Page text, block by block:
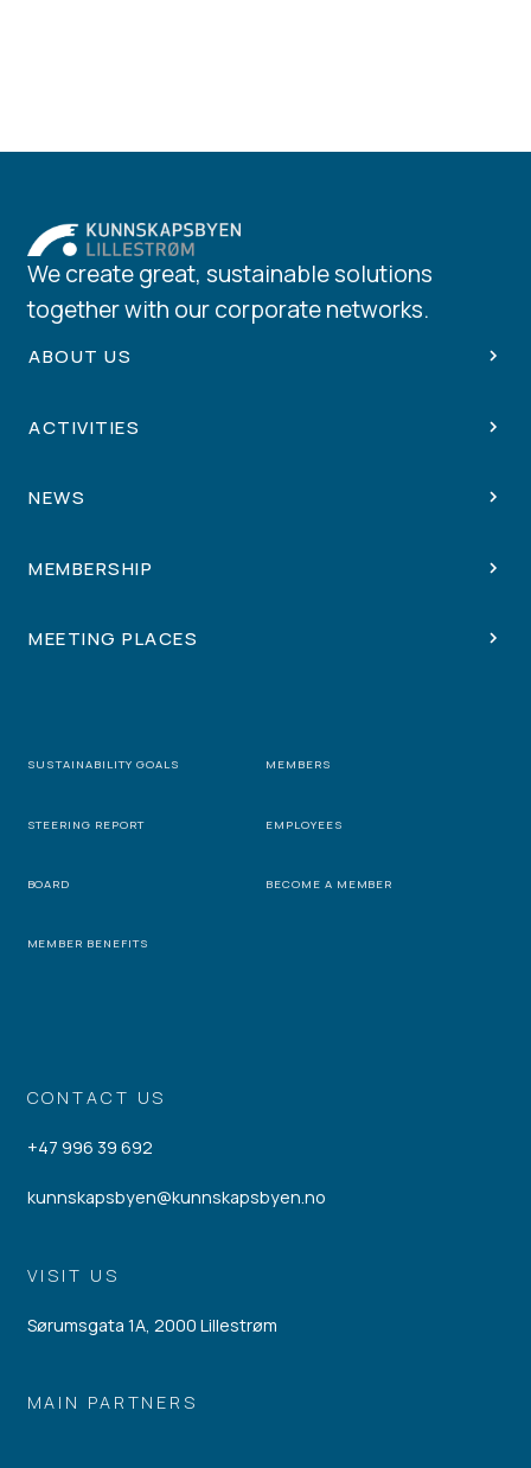
CONTACT US
+47 996 39 692
kunnskapsbyen@kunnskapsbyen.no
VISIT US
Sørumsgata 1A, 2000 Lillestrøm
MAIN PARTNERS
We create great, sustainable solutions
together with our corporate networks.
ABOUT US
ACTIVITIES
NEWS
MEMBERSHIP
MEETING PLACES
SUSTAINABILITY GOALS MEMBERS
STEERING REPORT EMPLOYEES
BOARD BECOME A MEMBER
MEMBER BENEFITS